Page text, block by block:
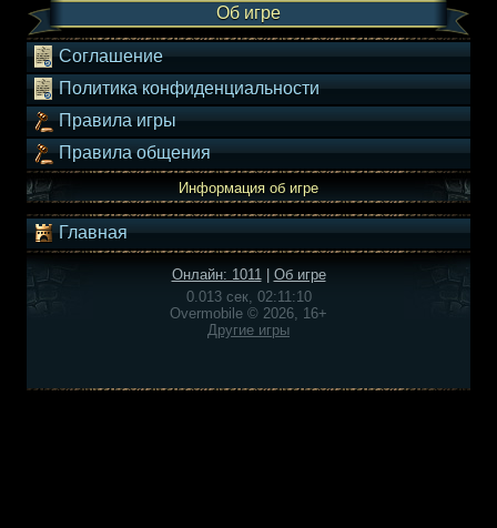
Об игре
Соглашение
Политика конфиденциальности
Правила игры
Правила общения
Информация об игре
Главная
Онлайн: 1011| Об игре
0.013 сек, 02:11:10
Overmobile © 2026, 16+
Другие игры